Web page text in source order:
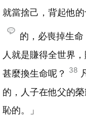
就當捨己，背起他
的，必喪掉生
人就是賺得全世界
甚麼換生命呢？
38
的，人子在他父的
恥的。」